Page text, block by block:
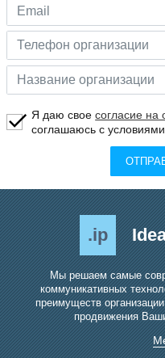
Я даю своесогласие на
соглашаюсь с
.ip
Мы решаем самые
коммуникативных
преимуществ
продвижения